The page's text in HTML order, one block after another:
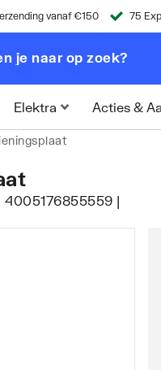
vanaf €150 75
Elektra Acties &
|